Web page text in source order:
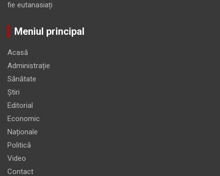
fie eutanasiați
Meniul principal
Acasă
Administrație
Sănătate
Știri
Editorial
Economic
Naționale
Politică
Video
Contact